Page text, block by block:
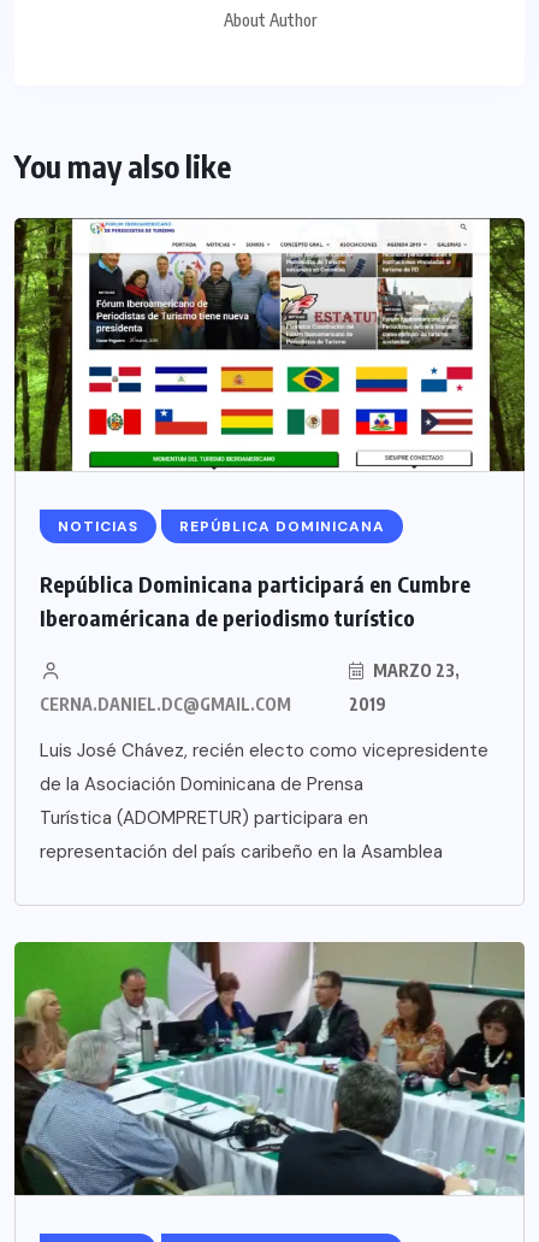
About Author
You may also like
NOTICIAS REPÚBLICA DOMINICANA
República Dominicana participará en Cumbre
Iberoaméricana de periodismo turístico
CERNA.DANIEL.DC@GMAIL.COM
MARZO 23,
2019
Luis José Chávez, recién electo como vicepresidente
de la Asociación Dominicana de Prensa
Turística (ADOMPRETUR) participara en
representación del país caribeño en la Asamblea